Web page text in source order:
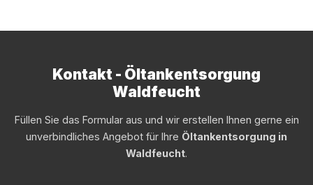
Kontakt - Öltankentsorgung
Waldfeucht
Füllen Sie das Formular aus und wir erstellen Ihnen gerne ein
unverbindliches Angebot für Ihre Öltankentsorgung in
Waldfeucht.